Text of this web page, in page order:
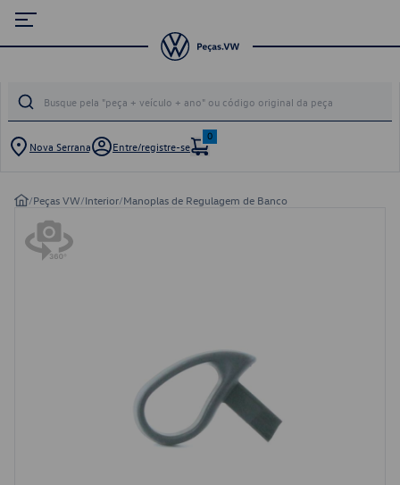
Nova Serrana Entre/registre-se
0
/Peças VW/Interior/Manoplas de Regulagem de Banco